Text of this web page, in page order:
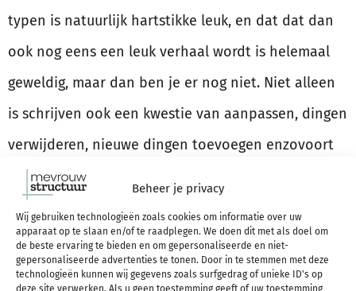
Beheer je privacy
Wij gebruiken technologieën zoals cookies om informatie over uw
apparaat op te slaan en/of te raadplegen. We doen dit met als doel om
de beste ervaring te bieden en om gepersonaliseerde en niet-
gepersonaliseerde advertenties te tonen. Door in te stemmen met deze
technologieën kunnen wij gegevens zoals surfgedrag of unieke ID's op
deze site verwerken. Als u geen toestemming geeft of uw toestemming
typen is natuurlijk hartstikke leuk, en dat dat dan
ook nog eens een leuk verhaal wordt is helemaal
geweldig, maar dan ben je er nog niet. Niet alleen
is schrijven ook een kwestie van aanpassen, dingen
verwijderen, nieuwe dingen toevoegen enzovoort
(“redigeren”), het is ook omgaan met feedback,
op de kaart zetten en oh liefst zou je er ook nog
iets mee verdienen, toch?